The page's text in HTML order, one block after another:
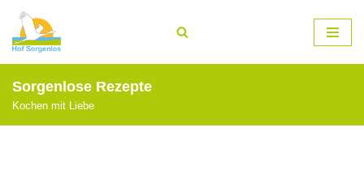
Zum
Inhalt
springen
Sorgenlose Rezepte
Kochen mit Liebe